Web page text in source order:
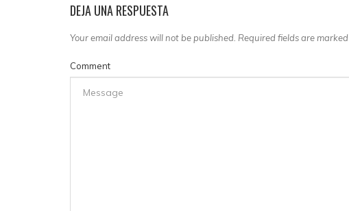
DEJA UNA RESPUESTA
Your email address will not be published. Required fields are marked
Comment